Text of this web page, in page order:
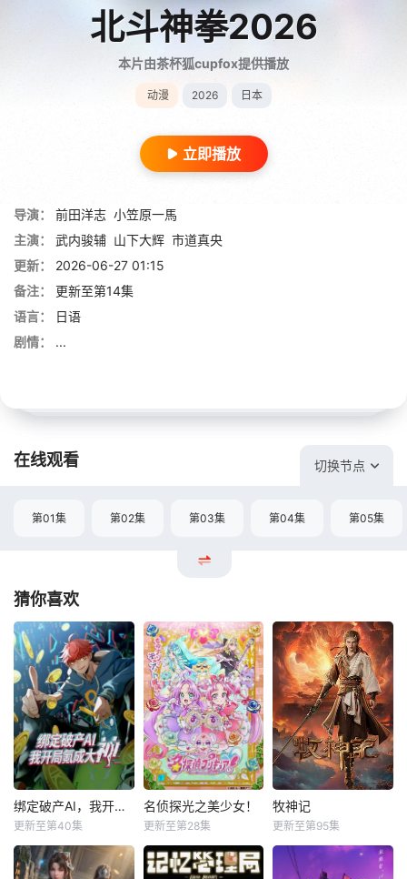
北斗神拳2026
本片由茶杯狐cupfox提供播放
动漫 2026 日本
立即播放
导演： 前田洋志 小笠原一馬
主演：
武内骏辅 山下大辉 市道真央
更新：
2026-06-27 01:15
备注：
更新至第14集
语言：
日语
剧情：
...
在线观看 切换节点
第01集 第02集 第03集 第04集 第05集
猜你喜欢
绑定破产AI，我开局氪成大神动态漫
更新至第40集
名侦探光之美少女！
更新至第28集
牧神记
更新至第95集